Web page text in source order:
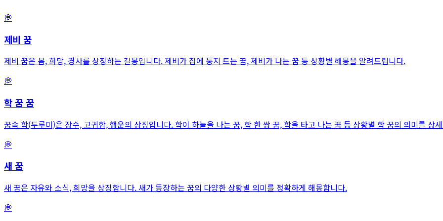
💭
제비 꿈
제비 꿈은 봄, 희망, 경사를 상징하는 길몽입니다. 제비가 집에 둥지 트는 꿈, 제비가 나는 꿈 등 상황별 해몽을 알려드립니다.
💭
학 꿈 꿈
꿈속 학(두루미)은 장수, 고귀함, 행운의 상징입니다. 학이 하늘을 나는 꿈, 학 한 쌍 꿈, 학을 타고 나는 꿈 등 상황별 학 꿈의 의미를 상
💭
새 꿈
새 꿈은 자유와 소식, 희망을 상징합니다. 새가 등장하는 꿈의 다양한 상황별 의미를 정확하게 해몽합니다.
💭